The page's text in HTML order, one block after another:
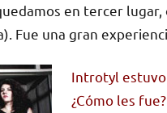
en tercer
Fue una gran
Introtyl estuvo
¿Cómo les fue?